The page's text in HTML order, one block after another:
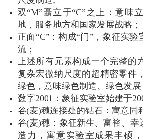
双“M”矗立于“C”之上：意味
地，服务地方和国家发展战略；
正面“C”：构成“门”，象征实
流；
上述所有元素构成一个完整的
复杂宏微纳尺度的超精密零件
绿色，意味绿色制造、绿色发展
数字2001：象征实验室始建于
谷(麦)穗连接处的钻石：寓意同
谷(麦)穗：象征新生、富裕、幸
造力，寓意实验室成果丰硕